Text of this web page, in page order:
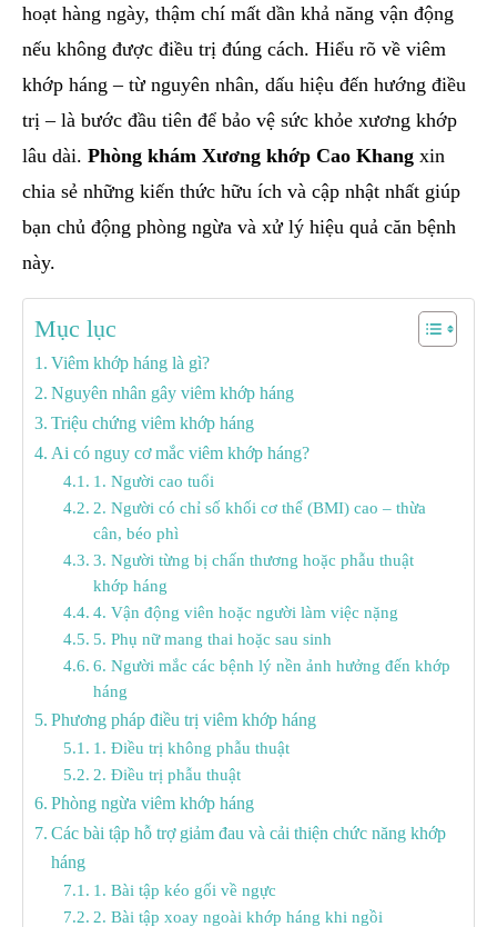
hoạt hàng ngày, thậm chí mất dần khả năng vận động
nếu không được điều trị đúng cách. Hiểu rõ về viêm
khớp háng – từ nguyên nhân, dấu hiệu đến hướng điều
trị – là bước đầu tiên để bảo vệ sức khỏe xương khớp
lâu dài. Phòng khám Xương khớp Cao Khang xin
chia sẻ những kiến thức hữu ích và cập nhật nhất giúp
bạn chủ động phòng ngừa và xử lý hiệu quả căn bệnh
này.
Mục lục
Viêm khớp háng là gì?
Nguyên nhân gây viêm khớp háng
Triệu chứng viêm khớp háng
Ai có nguy cơ mắc viêm khớp háng?
1. Người cao tuổi
2. Người có chỉ số khối cơ thể (BMI) cao – thừa
cân, béo phì
3. Người từng bị chấn thương hoặc phẫu thuật
khớp háng
4. Vận động viên hoặc người làm việc nặng
5. Phụ nữ mang thai hoặc sau sinh
6. Người mắc các bệnh lý nền ảnh hưởng đến khớp
háng
Phương pháp điều trị viêm khớp háng
1. Điều trị không phẫu thuật
2. Điều trị phẫu thuật
Phòng ngừa viêm khớp háng
Các bài tập hỗ trợ giảm đau và cải thiện chức năng khớp
háng
1. Bài tập kéo gối về ngực
2. Bài tập xoay ngoài khớp háng khi ngồi